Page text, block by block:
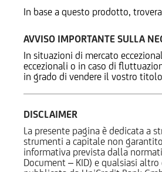
In base a questo prodotto,
AVVISO IMPORTANTE SULLA
In situazioni di mercato
eccezionali o in caso di
in grado di vendere il vostro
DISCLAIMER
La presente pagina è dedicata a
strumenti a capitale non
informativa prevista dalla
Document – KID) e qualsiasi